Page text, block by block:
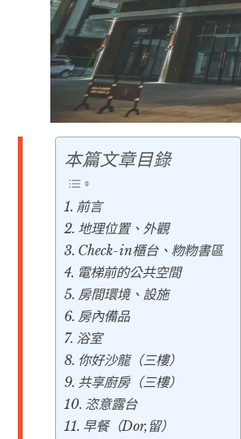
本篇文章目錄
前言
地理位置、外觀
Check-in櫃台、粅粅書區
電梯前的公共空間
房間環境、設施
房內備品
浴室
你好沙龍（三樓）
共享廚房（三樓）
恣意露台
早餐（Dor,留）